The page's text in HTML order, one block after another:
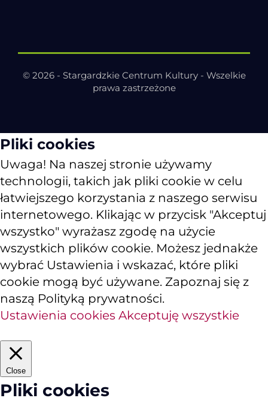
© 2026 - Stargardzkie Centrum Kultury - Wszelkie
prawa zastrzeżone
Pliki cookies
Uwaga! Na naszej stronie używamy
technologii, takich jak pliki cookie w celu
łatwiejszego korzystania z naszego serwisu
internetowego. Klikając w przycisk "Akceptuj
wszystko" wyrażasz zgodę na użycie
wszystkich plików cookie. Możesz jednakże
wybrać Ustawienia i wskazać, które pliki
cookie mogą być używane. Zapoznaj się z
naszą Polityką prywatności.
Ustawienia cookies Akceptuję wszystkie
Close
Pliki cookies